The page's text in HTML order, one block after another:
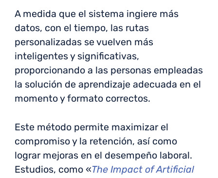
A medida que el sistema ingiere más
datos, con el tiempo, las rutas
personalizadas se vuelven más
inteligentes y significativas,
proporcionando a las personas empleadas
la solución de aprendizaje adecuada en el
momento y formato correctos.
Este método permite maximizar el
compromiso y la retención, así como
lograr mejoras en el desempeño laboral.
Estudios, como «The Impact of Artificial